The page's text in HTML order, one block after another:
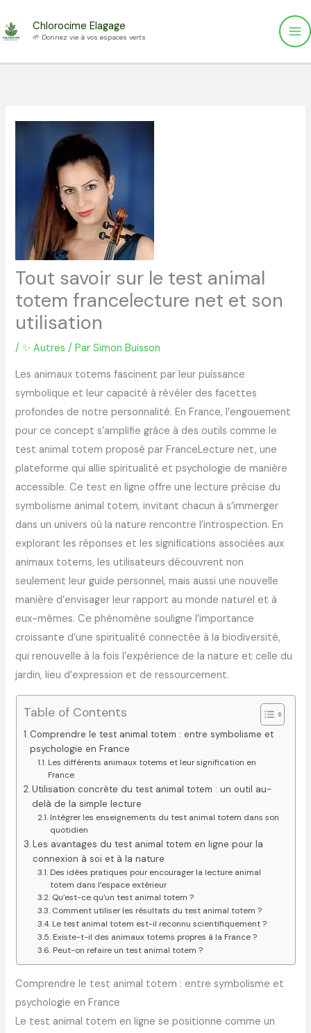
au
Chlorocime Elagage
🌱 Donnez vie à vos espaces verts
Tout savoir sur le test animal
totem francelecture net et son
utilisation
/✨ Autres / ParSimon Buisson
Les animaux totems fascinent par leur puissance
symbolique et leur capacité à révéler des facettes
profondes de notre personnalité. En France, l’engouement
pour ce concept s’amplifie grâce à des outils comme le
test animal totem proposé par FranceLecture net, une
plateforme qui allie spiritualité et psychologie de manière
accessible. Ce test en ligne offre une lecture précise du
symbolisme animal totem, invitant chacun à s’immerger
dans un univers où la nature rencontre l’introspection. En
explorant les réponses et les significations associées aux
animaux totems, les utilisateurs découvrent non
seulement leur guide personnel, mais aussi une nouvelle
manière d’envisager leur rapport au monde naturel et à
eux-mêmes. Ce phénomène souligne l’importance
croissante d’une spiritualité connectée à la biodiversité,
qui renouvelle à la fois l’expérience de la nature et celle du
jardin, lieu d’expression et de ressourcement.
Table of Contents
Comprendre le test animal totem : entre symbolisme et
psychologie en France
Les différents animaux totems et leur signification en
France
Utilisation concrète du test animal totem : un outil au-
delà de la simple lecture
Intégrer les enseignements du test animal totem dans son
quotidien
Les avantages du test animal totem en ligne pour la
connexion à soi et à la nature
Des idées pratiques pour encourager la lecture animal
totem dans l’espace extérieur
Qu’est-ce qu’un test animal totem ?
Comment utiliser les résultats du test animal totem ?
Le test animal totem est-il reconnu scientifiquement ?
Existe-t-il des animaux totems propres à la France ?
Peut-on refaire un test animal totem ?
Comprendre le test animal totem : entre symbolisme et
psychologie en France
Le test animal totem en ligne se positionne comme un